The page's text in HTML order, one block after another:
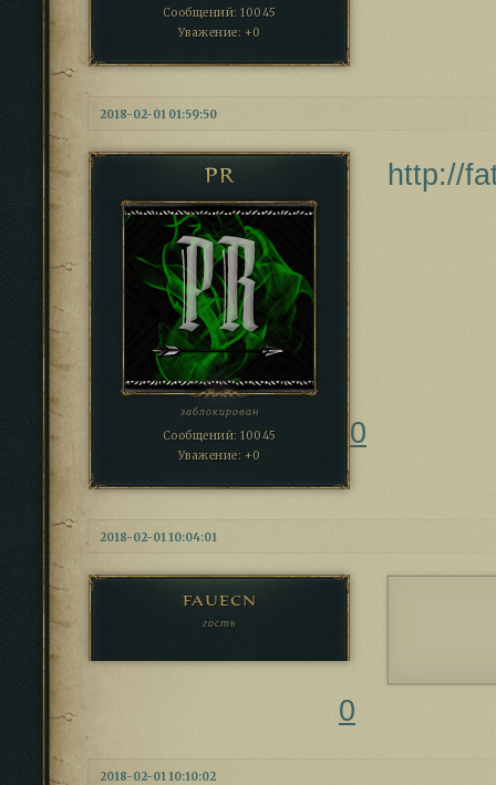
Сообщений: 10045
Уважение: +0
2018-02-01 01:59:50
PR
заблокирован
Сообщений: 10045
Уважение: +0
http://
0
2018-02-01 10:04:01
fauecn
гость
0
2018-02-01 10:10:02